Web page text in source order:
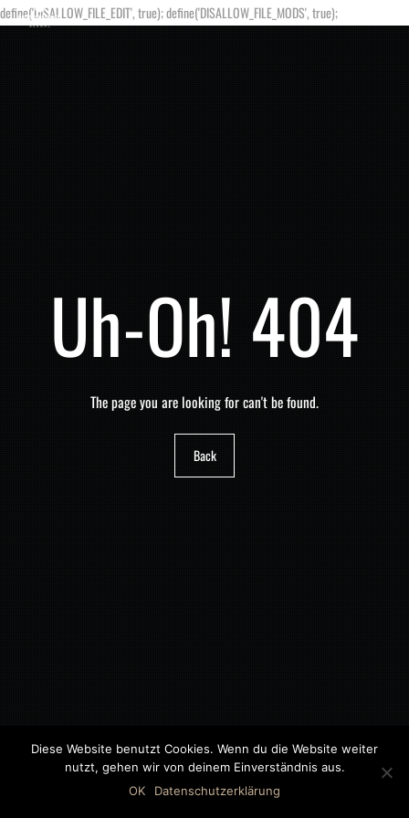
define('DISALLOW_FILE_EDIT', true); define('DISALLOW_FILE_MODS', true);
Uh-Oh! 404
The page you are looking for can't be found.
Back
©2018 MWB – MOTORWAGEN BERNAU GMBH
Diese Website benutzt Cookies. Wenn du die Website weiter
nutzt, gehen wir von deinem Einverständnis aus.
OK
Datenschutzerklärung